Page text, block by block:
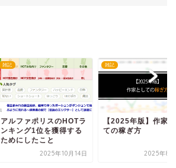
雑記
アルファポリスのHOTラ
ンキング1位を獲得する
ためにしたこと
2025年10月14日
雑記
【2025年版】作家
ての稼ぎ方
2025年8